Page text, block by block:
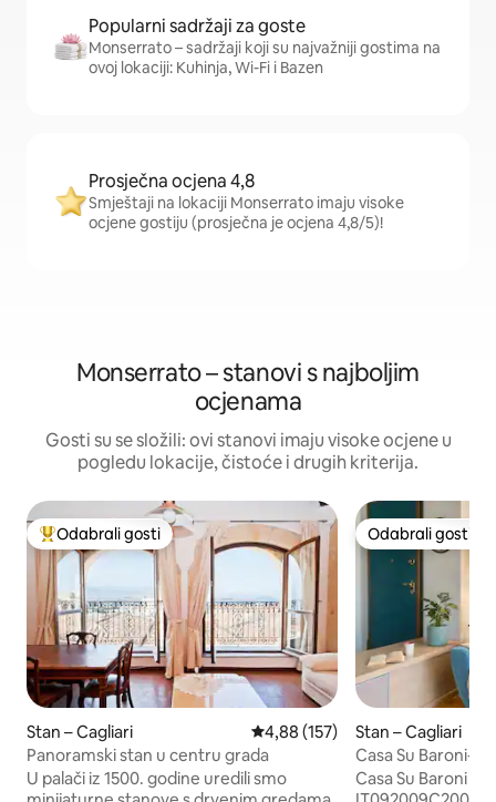
Popularni sadržaji za goste
Monserrato – sadržaji koji su najvažniji gostima na
ovoj lokaciji: Kuhinja, Wi-Fi i Bazen
Prosječna ocjena 4,8
Smještaji na lokaciji Monserrato imaju visoke
ocjene gostiju (prosječna je ocjena 4,8/5)!
Monserrato – stanovi s najboljim
ocjenama
Gosti su se složili: ovi stanovi imaju visoke ocjene u
pogledu lokacije, čistoće i drugih kriterija.
Među najviše rangiranima s oznakom „Odabrali gosti”
Odabrali gosti
Stan – Cagliari Prosječna ocjena: 4,88/5,
4,88 (157)
Panoramski stan u centru grada
U palači iz 1500. godine uredili smo
Odabrali gosti
Odabrali gosti
Stan – Cagliari
Casa Su Baroni-
Casa Su Baroni –